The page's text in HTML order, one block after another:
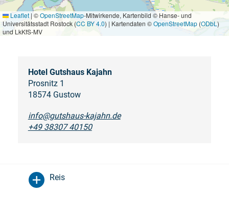
Leaflet | ©OpenStreetMap-Mitwirkende, Kartenbild © Hanse- und
Universitätsstadt Rostock (CC BY 4.0) | Kartendaten ©OpenStreetMap (ODbL )
und LkKfS-MV
Hotel Gutshaus Kajahn
Prosnitz 1
18574 Gustow
info@gutshaus-kajahn.de
+49 38307 40150
Reis